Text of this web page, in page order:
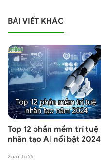
BÀI VIẾT KHÁC
Top 12 phần mềm trí tuệ
nhân tạo AI nổi bật 2024
2 năm trước